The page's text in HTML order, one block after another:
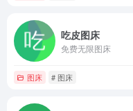
吃皮图床
免费无限图床
图床 # 图床